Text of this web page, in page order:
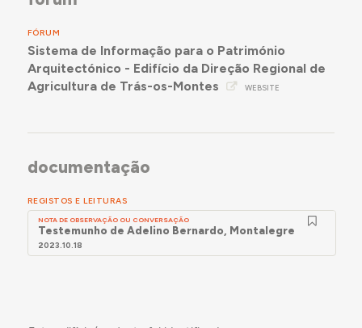
FÓRUM
Sistema de Informação para o Património
Arquitectónico - Edifício da Direção Regional de
Agricultura de Trás-os-Montes
WEBSITE
documentação
REGISTOS E LEITURAS
NOTA DE OBSERVAÇÃO OU CONVERSAÇÃO
Testemunho de Adelino Bernardo, Montalegre
2023.10.18